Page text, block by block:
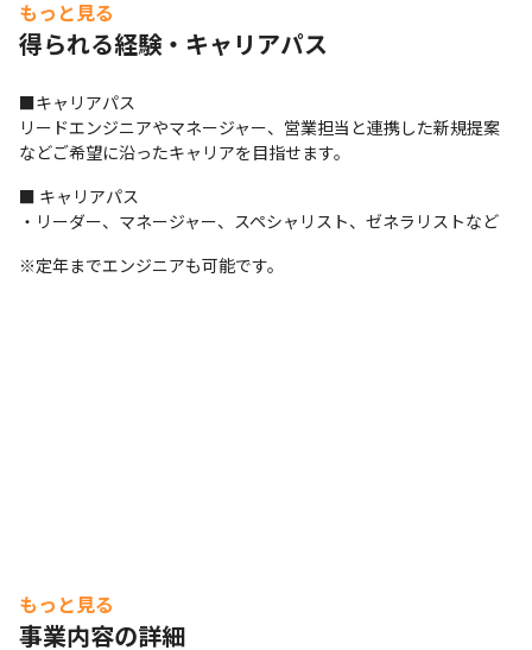
もっと見る
得られる経験・キャリアパス
■キャリアパス
リードエンジニアやマネージャー、営業担当と連携した新規提案
などご希望に沿ったキャリアを目指せます。
■ キャリアパス
・リーダー、マネージャー、スペシャリスト、ゼネラリストなど
※定年までエンジニアも可能です。
もっと見る
事業内容の詳細